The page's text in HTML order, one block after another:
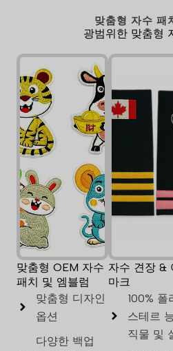
맞춤형 자수 패
광범위한 맞춤형
맞춤형 OEM 자수
패치 및 엠블럼
맞춤형 디자인
옵션
다양한 백업
자수 견장 &
마크
100% 폴
스테르
직물 및